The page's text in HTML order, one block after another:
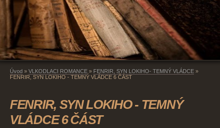
Úvod » VLKODLACI ROMANCE » FENRIR, SYN LOKIHO- TEMNÝ VLÁDCE »
FENRIR, SYN LOKIHO - TEMNÝ VLÁDCE 6 ČÁST
FENRIR, SYN LOKIHO - TEMNÝ
VLÁDCE 6 ČÁST